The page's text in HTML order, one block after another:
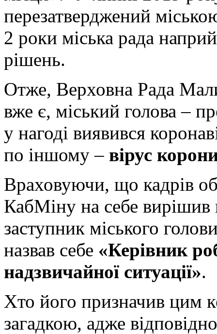
перезатверджений
2 роки міська рада
рішень.
Отже, Верховна Рада
вже є, міський голова –
у нагоді виявився
по іншому – вірус
Враховуючи, що кадрів
КабМіну на себе
заступник міського
назвав себе «Керівник
надзвичайної ситуації».
Хто його призначив цим
загадкою, адже